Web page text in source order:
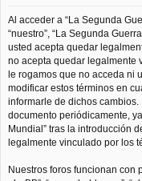
Al acceder a “La Segunda
“nuestro”, “La Segunda
usted acepta quedar
no acepta quedar legalmente
le rogamos que no acceda ni
modificar estos términos en
informarle de dichos
documento periódicamente,
Mundial” tras la introducción
legalmente vinculado por los
Nuestros foros funcionan con